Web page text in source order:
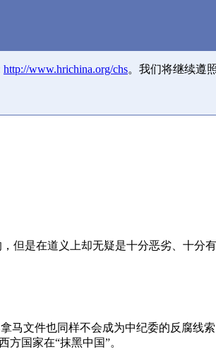
http://www.hrichina.org/chs。我们将继续遵
但是在道义上却无疑是十分恶劣、十分
文件也同样不会成为中纪委的反腐线
国家在“抹黑中国”。